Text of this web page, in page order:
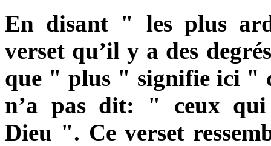
En disant " les plus
verset qu’il y a des
que " plus " signifie ici "
n’a pas dit: " ceux
Dieu ". Ce verset